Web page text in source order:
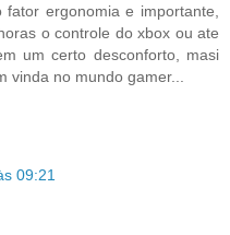
ergonomia e importante,
o controle do xbox ou ate
um certo desconforto, masi
vinda no mundo gamer...
09:21